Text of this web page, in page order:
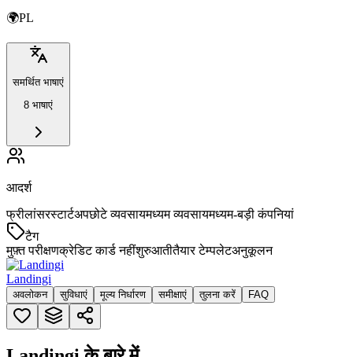
🌍PL
समर्थित भाषाएं
8 भाषाएं
आदर्श
फ्रीलांसरस्टार्टअपछोटे व्यवसायमध्यम व्यवसायमध्यम-बड़ी कंपनियां
टैग
मुफ़्त परीक्षणक्रेडिट कार्ड नहींशुरुआतीतैयार टेम्पलेटअनुकूलन
Landingi
अवलोकन सुविधाएं मूल्य निर्धारण समीक्षाएं तुलना करें FAQ